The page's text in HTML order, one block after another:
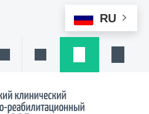
RU
направления или врача
Написать намЗаказ звонка